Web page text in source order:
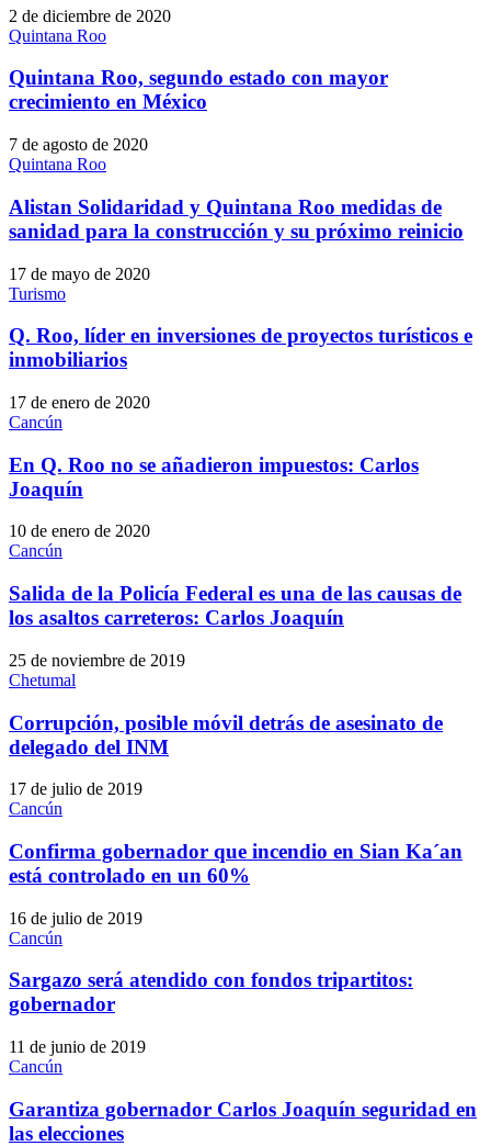
2 de diciembre de 2020
Quintana Roo
Quintana Roo, segundo estado con mayor
crecimiento en México
7 de agosto de 2020
Quintana Roo
Alistan Solidaridad y Quintana Roo medidas de
sanidad para la construcción y su próximo reinicio
17 de mayo de 2020
Turismo
Q. Roo, líder en inversiones de proyectos turísticos e
inmobiliarios
17 de enero de 2020
Cancún
En Q. Roo no se añadieron impuestos: Carlos
Joaquín
10 de enero de 2020
Cancún
Salida de la Policía Federal es una de las causas de
los asaltos carreteros: Carlos Joaquín
25 de noviembre de 2019
Chetumal
Corrupción, posible móvil detrás de asesinato de
delegado del INM
17 de julio de 2019
Cancún
Confirma gobernador que incendio en Sian Ka´an
está controlado en un 60%
16 de julio de 2019
Cancún
Sargazo será atendido con fondos tripartitos:
gobernador
11 de junio de 2019
Cancún
Garantiza gobernador Carlos Joaquín seguridad en
las elecciones